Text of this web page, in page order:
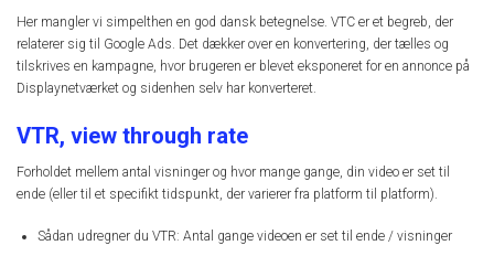
Her mangler vi simpelthen en god dansk betegnelse. VTC er et begreb, der
relaterer sig til Google Ads. Det dækker over en konvertering, der tælles og
tilskrives en kampagne, hvor brugeren er blevet eksponeret for en annonce på
Displaynetværket og sidenhen selv har konverteret.
VTR, view through rate
Forholdet mellem antal visninger og hvor mange gange, din video er set til
ende (eller til et specifikt tidspunkt, der varierer fra platform til platform).
Sådan udregner du VTR: Antal gange videoen er set til ende / visninger